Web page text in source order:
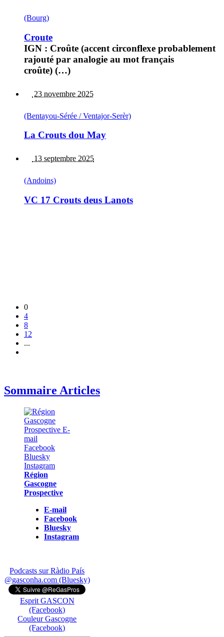
(Bourg)
Croute
IGN : Croûte (accent circonflexe probablement
rajouté par analogie au mot français
croûte) (…)
23 novembre 2025
(Bentayou-Sérée / Ventajor-Serèr)
La Crouts dou May
13 septembre 2025
(Andoins)
VC 17 Crouts deus Lanots
0
4
8
12
...
Sommaire Articles
Région
Gascogne
Prospective
E-mail
Facebook
Bluesky
Instagram
Podcasts sur Ràdio País
@gasconha.com (Bluesky)
Esprit GASCON
(Facebook)
Couleur Gascogne
(Facebook)